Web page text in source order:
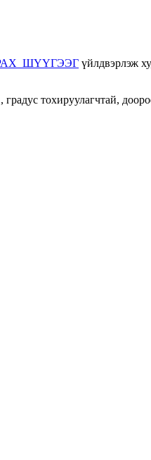
үйлдвэрлэж
тохируулагчтай,